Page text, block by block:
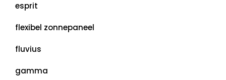
esprit
flexibel zonnepaneel
fluvius
gamma